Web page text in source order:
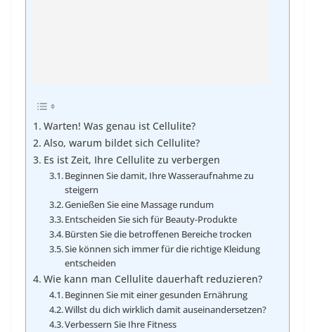
Warten! Was genau ist Cellulite?
Also, warum bildet sich Cellulite?
Es ist Zeit, Ihre Cellulite zu verbergen
Beginnen Sie damit, Ihre Wasseraufnahme zu
steigern
Genießen Sie eine Massage rundum
Entscheiden Sie sich für Beauty-Produkte
Bürsten Sie die betroffenen Bereiche trocken
Sie können sich immer für die richtige Kleidung
entscheiden
Wie kann man Cellulite dauerhaft reduzieren?
Beginnen Sie mit einer gesunden Ernährung
Willst du dich wirklich damit auseinandersetzen?
Verbessern Sie Ihre Fitness